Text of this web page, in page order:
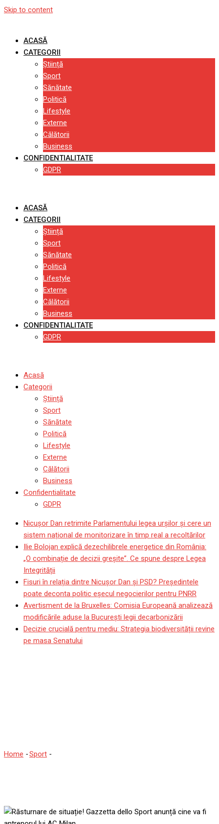
Skip to content
ACASĂ
CATEGORII
Știință
Sport
Sănătate
Politică
Lifestyle
Externe
Călătorii
Business
CONFIDENTIALITATE
GDPR
ACASĂ
CATEGORII
Știință
Sport
Sănătate
Politică
Lifestyle
Externe
Călătorii
Business
CONFIDENTIALITATE
GDPR
Acasă
Categorii
Știință
Sport
Sănătate
Politică
Lifestyle
Externe
Călătorii
Business
Confidentialitate
GDPR
Nicușor Dan retrimite Parlamentului legea urșilor și cere un
sistem național de monitorizare în timp real a recoltărilor
Ilie Bolojan explică dezechilibrele energetice din România:
„O combinație de decizii greșite”. Ce spune despre Legea
Integrității
Fisuri în relația dintre Nicușor Dan și PSD? Președintele
poate deconta politic eșecul negocierilor pentru PNRR
Avertisment de la Bruxelles: Comisia Europeană analizează
modificările aduse la București legii decarbonizării
Decizie crucială pentru mediu: Strategia biodiversității revine
pe masa Senatului
Home -Sport -